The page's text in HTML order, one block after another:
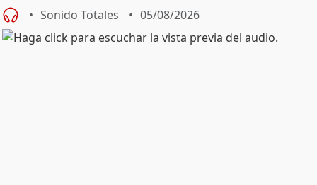
Sonido Totales 05/08/2026